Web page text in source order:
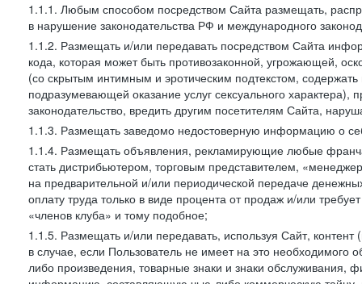
1.1.1. Любым способом посредством Сайта размещать,
в нарушение законодательства РФ и международного
1.1.2. Размещать и/или передавать посредством Сайта
кода, которая может быть противозаконной, угрожающей,
(со скрытым интимным и эротическим подтекстом,
подразумевающей оказание услуг сексуального
законодательство, вредить другим посетителям Сайта,
1.1.3. Размещать заведомо недостоверную информацию о
1.1.4. Размещать объявления, рекламирующие любые
стать дистрибьютером, торговым представителем,
на предварительной и/или периодической передаче
оплату труда только в виде процента от продаж и/или
«членов клуба» и тому подобное;
1.1.5. Размещать и/или передавать, используя Сайт,
в случае, если Пользователь не имеет на это
либо произведения, товарные знаки и знаки